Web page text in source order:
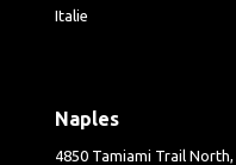
Italie
Naples
4850 Tamiami Trail North,